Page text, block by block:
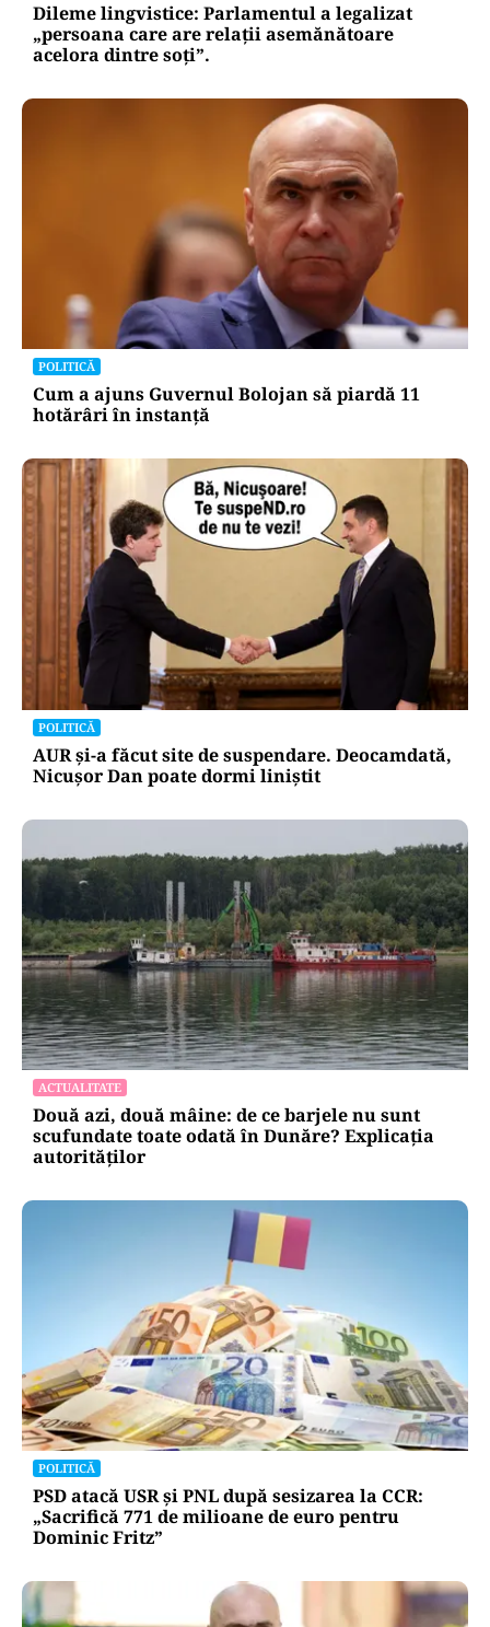
Dileme lingvistice: Parlamentul a legalizat
„persoana care are relații asemănătoare
acelora dintre soți”.
POLITICĂ
Cum a ajuns Guvernul Bolojan să piardă 11
hotărâri în instanță
POLITICĂ
AUR și-a făcut site de suspendare. Deocamdată,
Nicușor Dan poate dormi liniștit
ACTUALITATE
Două azi, două mâine: de ce barjele nu sunt
scufundate toate odată în Dunăre? Explicația
autorităților
POLITICĂ
PSD atacă USR și PNL după sesizarea la CCR:
„Sacrifică 771 de milioane de euro pentru
Dominic Fritz”